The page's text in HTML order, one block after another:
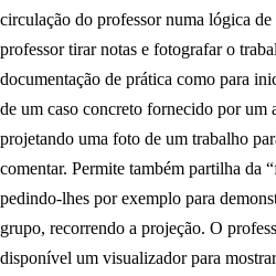
circulação do professor numa lógica
professor tirar notas e fotografar o
documentação de prática como para
de um caso concreto fornecido por um
projetando uma foto de um trabalho
comentar. Permite também partilha da
pedindo-lhes por exemplo para
grupo, recorrendo a projeção. O
disponível um visualizador para